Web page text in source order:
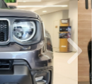
Next